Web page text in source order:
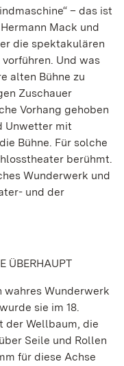
– das ist
Mack und
die spektakulären
Und was
alten Bühne zu
Zuschauer
Vorhang gehoben
Unwetter mit
Bühne. Für solche
berühmt.
Wunderwerk und
und der
ÜBERHAUPT
wahres Wunderwerk
sie im 18.
der Wellbaum, die
Seile und Rollen
für diese Achse